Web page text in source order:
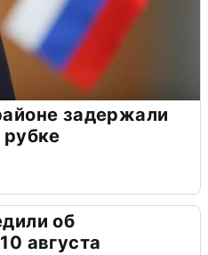
задержали
об
августа